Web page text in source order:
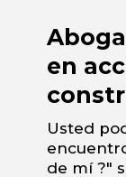
en
Usted
de mí ?"